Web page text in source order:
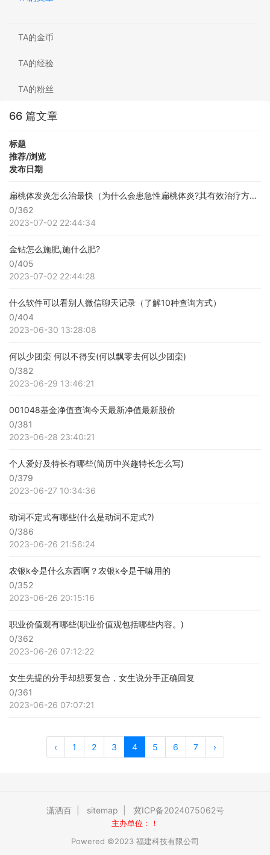
TA的金币
TA的经验
TA的粉丝
66 篇文章
标题
推荐/浏览
发布日期
扁桃体发炎怎么治最快（为什么会患急性扁桃体炎?其有效治疗方法是什么?）
0/362
2023-07-02 22:44:34
金钻怎么施肥,施什么肥?
0/405
2023-07-02 22:44:28
什么软件可以看别人微信聊天记录（了解10种查询方式）
0/404
2023-06-30 13:28:08
何以少团栾 何以不得安(何以飘零去何以少团栾)
0/382
2023-06-29 13:46:21
001048基金净值查询今天最新净值最新股价
0/381
2023-06-28 23:40:21
个人爱好及特长有哪些(简历中兴趣特长怎么写)
0/379
2023-06-27 10:34:36
动词不定式有哪些(什么是动词不定式?)
0/386
2023-06-26 21:56:24
农银k令是什么东西啊？农银k令是干嘛用的
0/352
2023-06-26 20:15:16
职业价值观有哪些(职业价值观包括哪些内容。)
0/362
2023-06-26 07:12:22
女生先提的分手却想要复合，女生说分手正确回复
0/361
2023-06-26 07:07:21
‹ 1 2 3 4 5 6 7 ›
潇洒百 sitemap 冀ICP备2024075062号
主办单位：！
Powered ©2023 福建科技有限公司